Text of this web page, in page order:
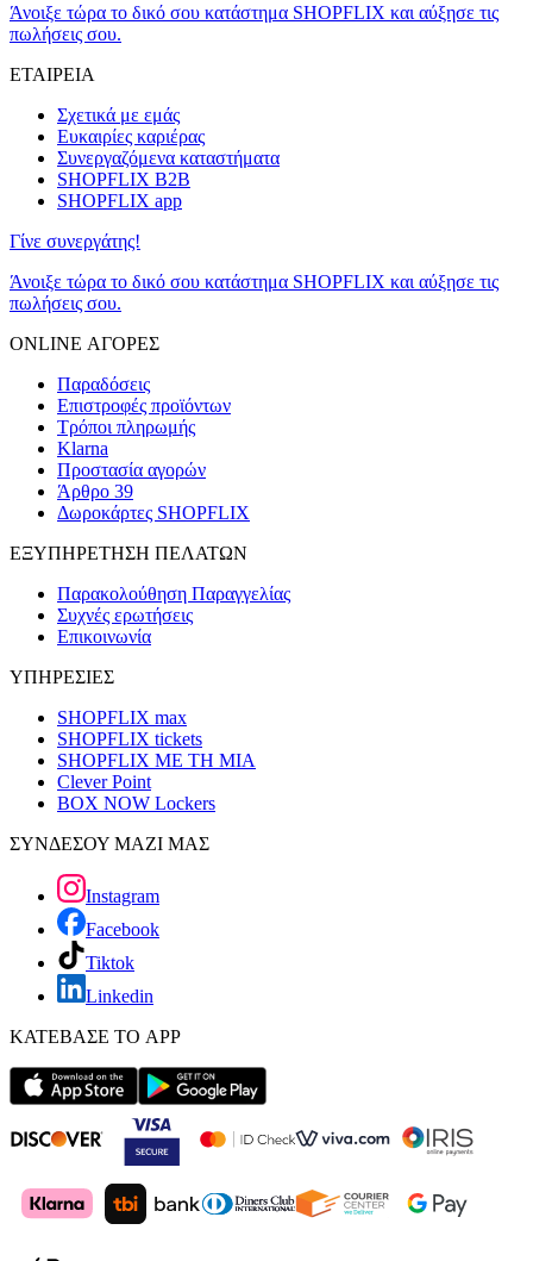
Άνοιξε τώρα το δικό σου κατάστημα SHOPFLIX και αύξησε τις
πωλήσεις σου.
ΕΤΑΙΡΕΙΑ
Σχετικά με εμάς
Ευκαιρίες καριέρας
Συνεργαζόμενα καταστήματα
SHOPFLIX B2B
SHOPFLIX app
Γίνε συνεργάτης!
Άνοιξε τώρα το δικό σου κατάστημα SHOPFLIX και αύξησε τις
πωλήσεις σου.
ONLINE ΑΓΟΡΕΣ
Παραδόσεις
Επιστροφές προϊόντων
Τρόποι πληρωμής
Klarna
Προστασία αγορών
Άρθρο 39
Δωροκάρτες SHOPFLIX
ΕΞΥΠΗΡΕΤΗΣΗ ΠΕΛΑΤΩΝ
Παρακολούθηση Παραγγελίας
Συχνές ερωτήσεις
Επικοινωνία
ΥΠΗΡΕΣΙΕΣ
SHOPFLIX max
SHOPFLIX tickets
SHOPFLIX ΜΕ ΤΗ ΜΙΑ
Clever Point
BOX NOW Lockers
ΣΥΝΔΕΣΟΥ ΜΑΖΙ ΜΑΣ
Instagram
Facebook
Tiktok
Linkedin
ΚΑΤΕΒΑΣΕ ΤΟ APP